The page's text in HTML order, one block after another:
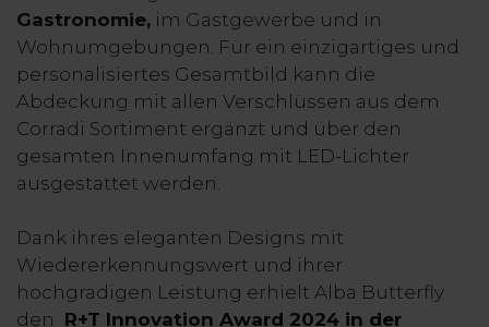
Gastronomie, im Gastgewerbe und in
Wohnumgebungen. Für ein einzigartiges und
personalisiertes Gesamtbild kann die
Abdeckung mit allen Verschlüssen aus dem
Corradi Sortiment ergänzt und über den
gesamten Innenumfang mit LED-Lichter
ausgestattet werden.
Dank ihres eleganten Designs mit
Wiedererkennungswert und ihrer
hochgradigen Leistung erhielt Alba Butterfly
den R+T Innovation Award 2024 in der